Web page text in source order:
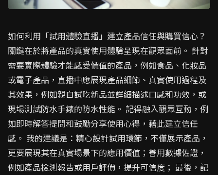
如何利用「試用體驗直播」建立產品信任與購買信心？
關鍵在於將產品的真實使用體驗呈現在觀眾面前。 針對
需要實際體驗才能感受價值的產品，例如食品、化妝品
或電子產品，直播中應展現產品細節、真實使用過程及
其效果，例如親自試吃新品並詳細描述口感和功效，或
現場測試防水手錶的防水性能。 記得融入觀眾互動，例
如即時解答提問和鼓勵分享使用心得，藉此建立信任
感。 我的建議是：精心設計試用環節，不僅展示產品，
更要展現其在真實場景下的應用價值；善用數據佐證，
例如產品檢測報告或用戶評價，提升可信度； 最後，記